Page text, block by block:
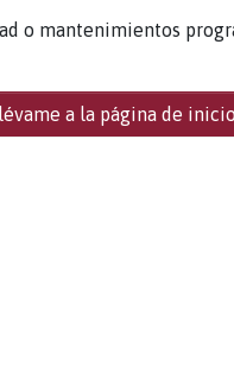
o mantenimientos
a la página de inicio